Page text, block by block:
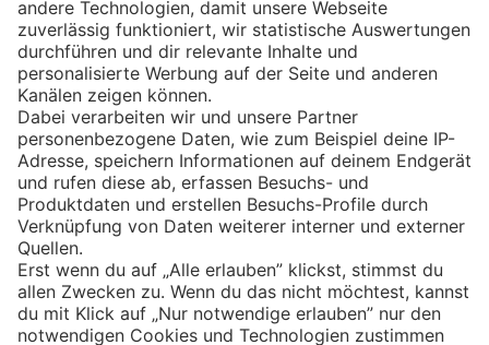
Eishockey